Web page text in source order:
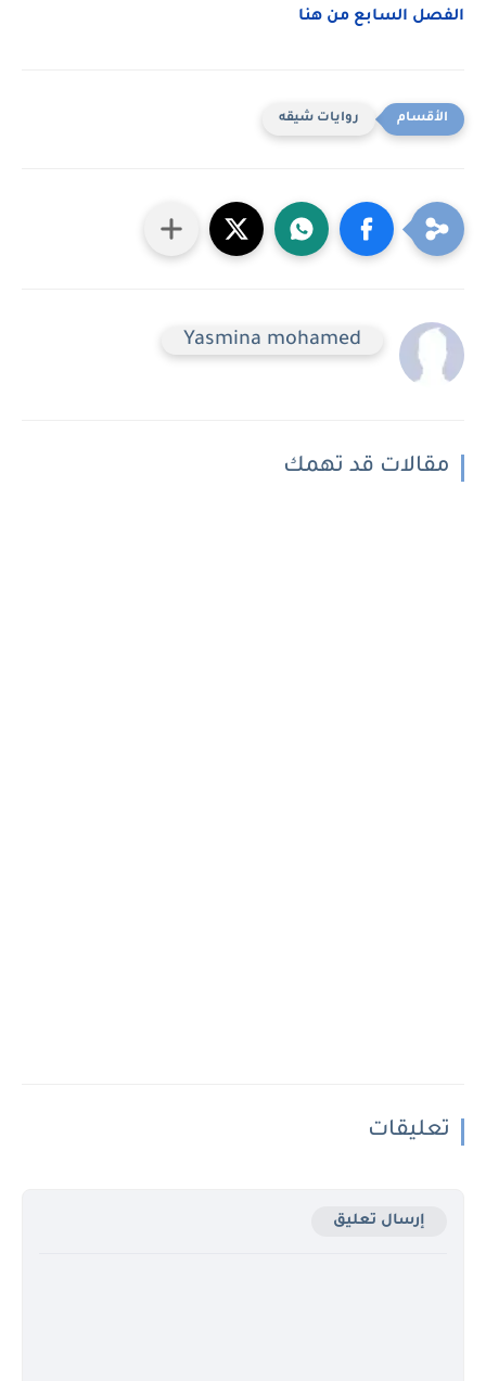
الفصل السابع من هنا
روايات شيقه
Yasmina mohamed
مقالات قد تهمك
تعليقات
إرسال تعليق